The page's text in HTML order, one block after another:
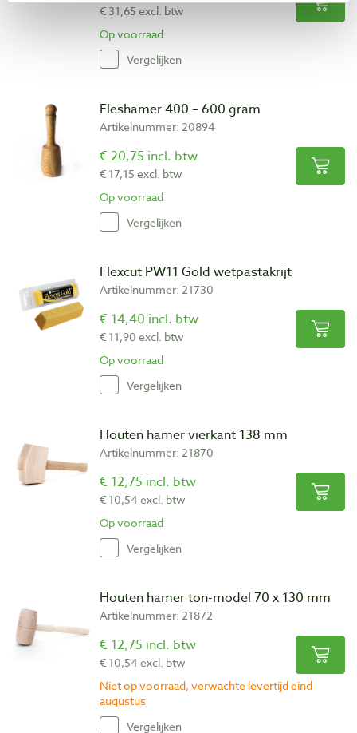
€ 31,65 excl. btw
Op voorraad
Vergelijken
Fleshamer 400 – 600 gram
Artikelnummer: 20894
€ 20,75 incl. btw
€ 17,15 excl. btw
Op voorraad
Vergelijken
Flexcut PW11 Gold wetpastakrijt
Artikelnummer: 21730
€ 14,40 incl. btw
€ 11,90 excl. btw
Op voorraad
Vergelijken
Houten hamer vierkant 138 mm
Artikelnummer: 21870
€ 12,75 incl. btw
€ 10,54 excl. btw
Op voorraad
Vergelijken
Houten hamer ton-model 70 x 130 mm
Artikelnummer: 21872
€ 12,75 incl. btw
€ 10,54 excl. btw
Niet op voorraad, verwachte levertijd eind
augustus
Vergelijken